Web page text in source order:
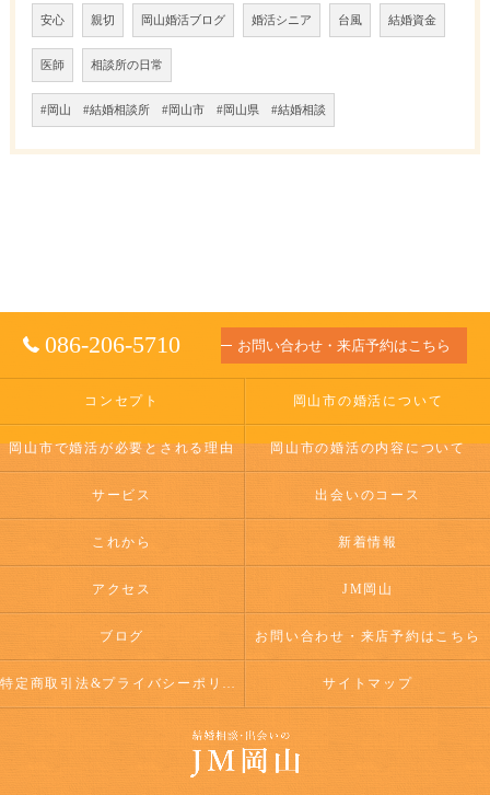
安心 親切 岡山婚活ブログ 婚活シニア 台風 結婚資金
医師 相談所の日常
#岡山 #結婚相談所 #岡山市 #岡山県 #結婚相談
086-206-5710 お問い合わせ・来店予約はこちら
コンセプト 岡山市の婚活について
岡山市で婚活が必要とされる理由 岡山市の婚活の内容について
サービス 出会いのコース
これから 新着情報
アクセス JM岡山
ブログ お問い合わせ・来店予約はこちら
特定商取引法&プライバシーポリシー サイトマップ